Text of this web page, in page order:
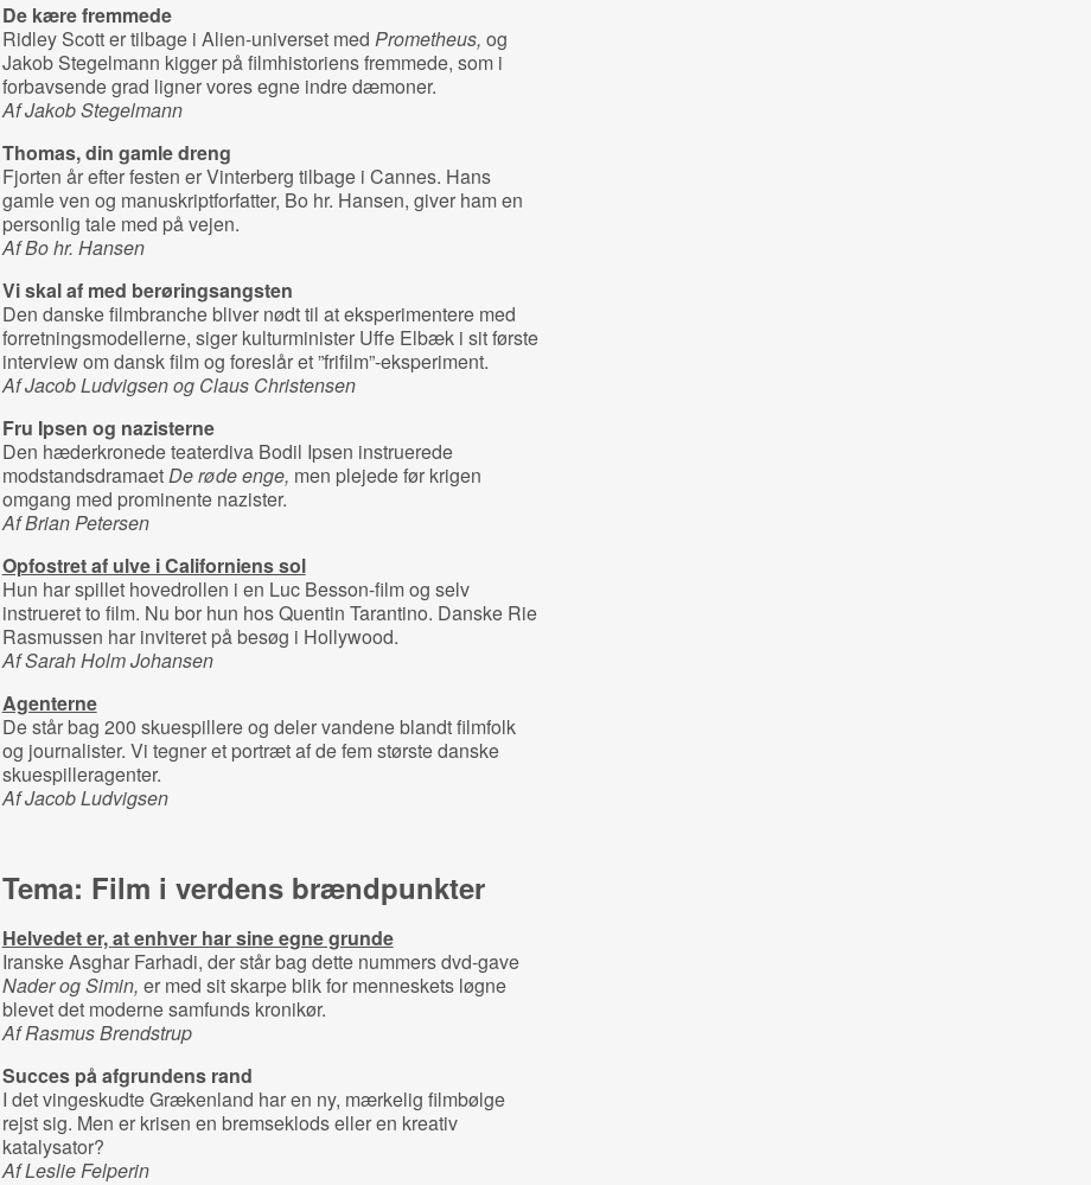
De kære fremmede
Ridley Scott er tilbage i Alien-universet med Prometheus, og
Jakob Stegelmann kigger på filmhistoriens fremmede, som i
forbavsende grad ligner vores egne indre dæmoner.
Af Jakob Stegelmann
Thomas, din gamle dreng
Fjorten år efter festen er Vinterberg tilbage i Cannes. Hans
gamle ven og manuskriptforfatter, Bo hr. Hansen, giver ham en
personlig tale med på vejen.
Af Bo hr. Hansen
Vi skal af med berøringsangsten
Den danske filmbranche bliver nødt til at eksperimentere med
forretningsmodellerne, siger kulturminister Uffe Elbæk i sit første
interview om dansk film og foreslår et ”frifilm”-eksperiment.
Af Jacob Ludvigsen og Claus Christensen
Fru Ipsen og nazisterne
Den hæderkronede teaterdiva Bodil Ipsen instruerede
modstandsdramaetDe røde enge, men plejede før krigen
omgang med prominente nazister.
Af Brian Petersen
Opfostret af ulve i Californiens sol
Hun har spillet hovedrollen i en Luc Besson-film og selv
instrueret to film. Nu bor hun hos Quentin Tarantino. Danske Rie
Rasmussen har inviteret på besøg i Hollywood.
Af Sarah Holm Johansen
Agenterne
De står bag 200 skuespillere og deler vandene blandt filmfolk
og journalister. Vi tegner et portræt af de fem største danske
skuespilleragenter.
Af Jacob Ludvigsen
Tema: Film i verdens brændpunkter
Helvedet er, at enhver har sine egne grunde
Iranske Asghar Farhadi, der står bag dette nummers dvd-gave
Nader og Simin, er med sit skarpe blik for menneskets løgne
blevet det moderne samfunds kronikør.
Af Rasmus Brendstrup
Succes på afgrundens rand
I det vingeskudte Grækenland har en ny, mærkelig filmbølge
rejst sig. Men er krisen en bremseklods eller en kreativ
katalysator?
Af Leslie Felperin